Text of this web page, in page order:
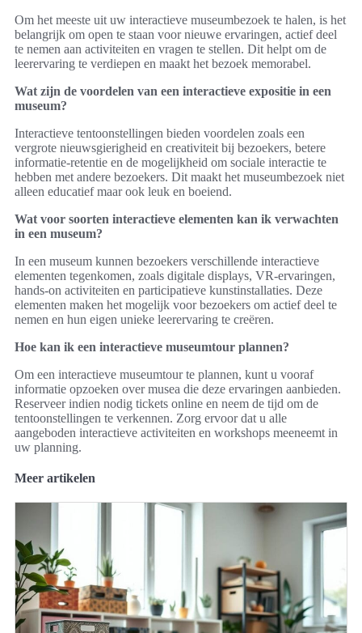
Om het meeste uit uw interactieve museumbezoek te halen, is het
belangrijk om open te staan voor nieuwe ervaringen, actief deel
te nemen aan activiteiten en vragen te stellen. Dit helpt om de
leerervaring te verdiepen en maakt het bezoek memorabel.
Wat zijn de voordelen van een interactieve expositie in een
museum?
Interactieve tentoonstellingen bieden voordelen zoals een
vergrote nieuwsgierigheid en creativiteit bij bezoekers, betere
informatie-retentie en de mogelijkheid om sociale interactie te
hebben met andere bezoekers. Dit maakt het museumbezoek niet
alleen educatief maar ook leuk en boeiend.
Wat voor soorten interactieve elementen kan ik verwachten
in een museum?
In een museum kunnen bezoekers verschillende interactieve
elementen tegenkomen, zoals digitale displays, VR-ervaringen,
hands-on activiteiten en participatieve kunstinstallaties. Deze
elementen maken het mogelijk voor bezoekers om actief deel te
nemen en hun eigen unieke leerervaring te creëren.
Hoe kan ik een interactieve museumtour plannen?
Om een interactieve museumtour te plannen, kunt u vooraf
informatie opzoeken over musea die deze ervaringen aanbieden.
Reserveer indien nodig tickets online en neem de tijd om de
tentoonstellingen te verkennen. Zorg ervoor dat u alle
aangeboden interactieve activiteiten en workshops meeneemt in
uw planning.
Meer artikelen